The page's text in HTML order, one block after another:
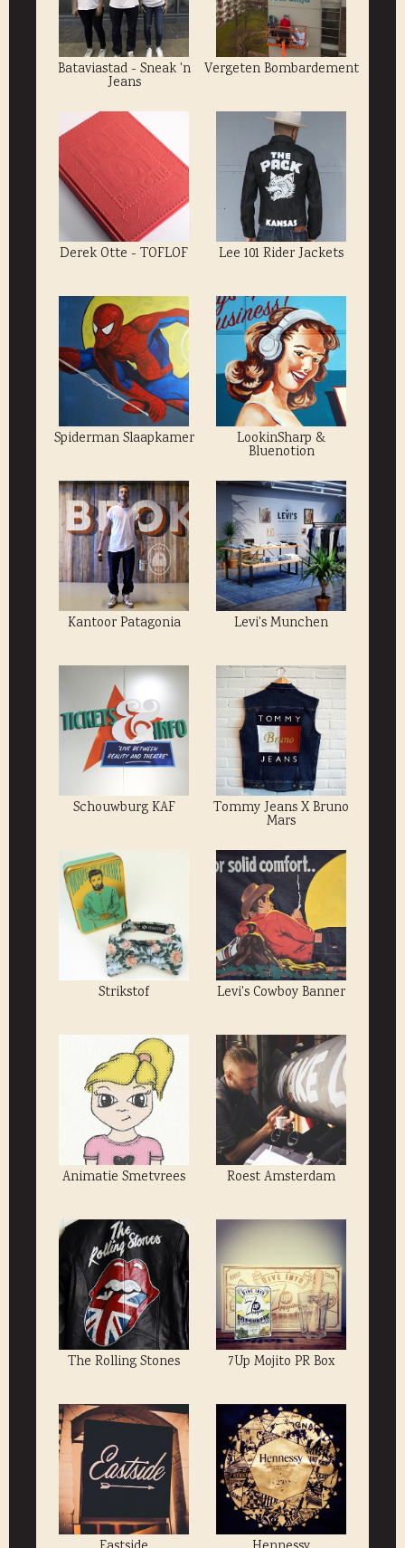
Bataviastad - Sneak 'n
Jeans
Vergeten Bombardement
Derek Otte - TOFLOF Lee 101 Rider Jackets
Spiderman Slaapkamer LookinSharp &
Bluenotion
Kantoor Patagonia Levi's Munchen
Schouwburg KAF Tommy Jeans X Bruno
Mars
Strikstof Levi's Cowboy Banner
Animatie Smetvrees Roest Amsterdam
The Rolling Stones 7Up Mojito PR Box